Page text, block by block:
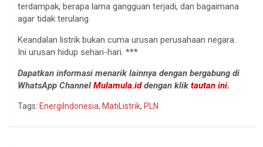
terdampak, berapa lama gangguan terjadi, dan bagaimana
agar tidak terulang.
Keandalan listrik bukan cuma urusan perusahaan negara.
Ini urusan hidup sehari-hari. ***
Dapatkan informasi menarik lainnya dengan bergabung di
WhatsApp Channel Mulamula.iddengan klik tautan ini.
Tags: EnergiIndonesia, MatiListrik, PLN